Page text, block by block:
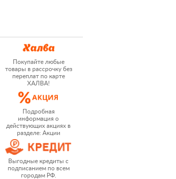
Покупайте любые
товары в рассрочку без
переплат по карте
ХАЛВА!
Подробная
информация о
действующих акциях в
разделе: Акции
Выгодные кредиты с
подписанием по всем
городам РФ.